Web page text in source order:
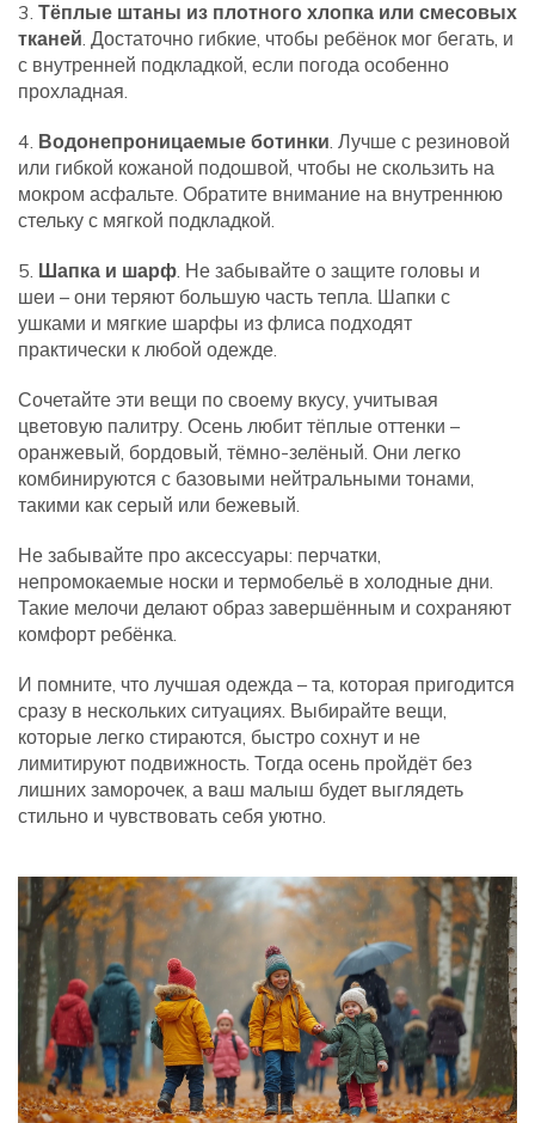
3. Тёплые штаны из плотного хлопка или смесовых
тканей. Достаточно гибкие, чтобы ребёнок мог бегать, и
с внутренней подкладкой, если погода особенно
прохладная.
4. Водонепроницаемые ботинки. Лучше с резиновой
или гибкой кожаной подошвой, чтобы не скользить на
мокром асфальте. Обратите внимание на внутреннюю
стельку с мягкой подкладкой.
5. Шапка и шарф. Не забывайте о защите головы и
шеи – они теряют большую часть тепла. Шапки с
ушками и мягкие шарфы из флиса подходят
практически к любой одежде.
Сочетайте эти вещи по своему вкусу, учитывая
цветовую палитру. Осень любит тёплые оттенки –
оранжевый, бордовый, тёмно-зелёный. Они легко
комбинируются с базовыми нейтральными тонами,
такими как серый или бежевый.
Не забывайте про аксессуары: перчатки,
непромокаемые носки и термобельё в холодные дни.
Такие мелочи делают образ завершённым и сохраняют
комфорт ребёнка.
И помните, что лучшая одежда – та, которая пригодится
сразу в нескольких ситуациях. Выбирайте вещи,
которые легко стираются, быстро сохнут и не
лимитируют подвижность. Тогда осень пройдёт без
лишних заморочек, а ваш малыш будет выглядеть
стильно и чувствовать себя уютно.